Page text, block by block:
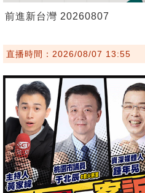
前進新台灣 20260807
直播時間：2026/08/07 13:55